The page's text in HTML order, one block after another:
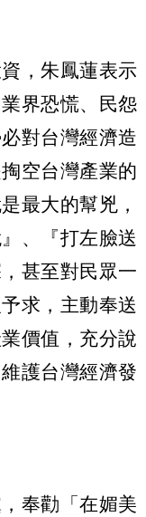
，朱鳳蓮表示
界恐慌、民怨
對台灣經濟造
空台灣產業的
最大的幫兇，
、『打左臉送
甚至對民眾一
求，主動奉送
價值，充分說
護台灣經濟發
奉勸「在媚美